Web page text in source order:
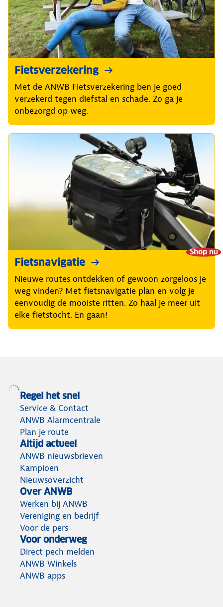
Fietsverzekering
Met de ANWB Fietsverzekering ben je goed
verzekerd tegen diefstal en schade. Zo ga je
onbezorgd op weg.
Shop nu
Fietsnavigatie
Nieuwe routes ontdekken of gewoon zorgeloos je
weg vinden? Met fietsnavigatie plan en volg je
eenvoudig de mooiste ritten. Zo haal je meer uit
elke fietstocht. En gaan!
Regel het snel
Service & Contact
ANWB Alarmcentrale
Plan je route
Altijd actueel
ANWB nieuwsbrieven
Kampioen
Nieuwsoverzicht
Over ANWB
Werken bij ANWB
Vereniging en bedrijf
Voor de pers
Voor onderweg
Direct pech melden
ANWB Winkels
ANWB apps